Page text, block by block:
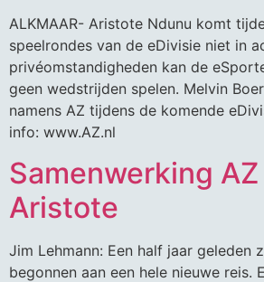
ALKMAAR- Aristote Ndunu komt
speelrondes van de eDivisie niet in
privéomstandigheden kan de
geen wedstrijden spelen. Melvin
namens AZ tijdens de komende
info: www.AZ.nl
Samenwerking AZ
Aristote
Jim Lehmann: Een half jaar geleden
begonnen aan een hele nieuwe reis.